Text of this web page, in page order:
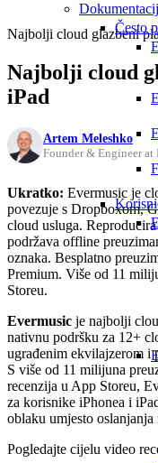
Često
Najbolji cloud glazbeni
Najbolji cloud
iPad
Artem Meleshko
Founder & Engineer at
Ukratko: Evermusic je
povezuje s Dropboxom,
cloud usluga.
podržava offline
oznaka. Besplatno
Premium. Više od 11
Storeu.
Evermusic je najbolji
nativnu podršku za 12+
ugrađenim ekvilajzerom i
S više od 11 milijuna
recenzija u App Storeu,
za korisnike iPhonea i
oblaku umjesto
Pogledajte cijelu video